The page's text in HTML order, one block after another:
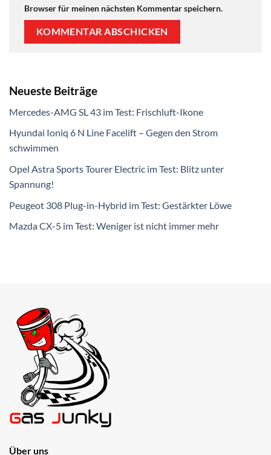
Browser für meinen nächsten Kommentar speichern.
Neueste Beiträge
Mercedes-AMG SL 43 im Test: Frischluft-Ikone
Hyundai Ioniq 6 N Line Facelift – Gegen den Strom
schwimmen
Opel Astra Sports Tourer Electric im Test: Blitz unter
Spannung!
Peugeot 308 Plug-in-Hybrid im Test: Gestärkter Löwe
Mazda CX-5 im Test: Weniger ist nicht immer mehr
Über uns